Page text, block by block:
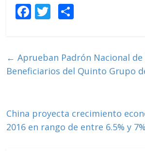
F
b
o
T
er p
ar
← Aprueban Padrón Nacional de
Beneficiarios del Quinto Grupo
China proyecta crecimiento
2016 en rango de entre 6.5% y 7%